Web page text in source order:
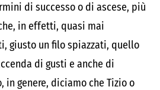
di successo o di ascese, più
in effetti, quasi mai
giusto un filo spiazzati, quello
di gusti e anche di
in genere, diciamo che Tizio o